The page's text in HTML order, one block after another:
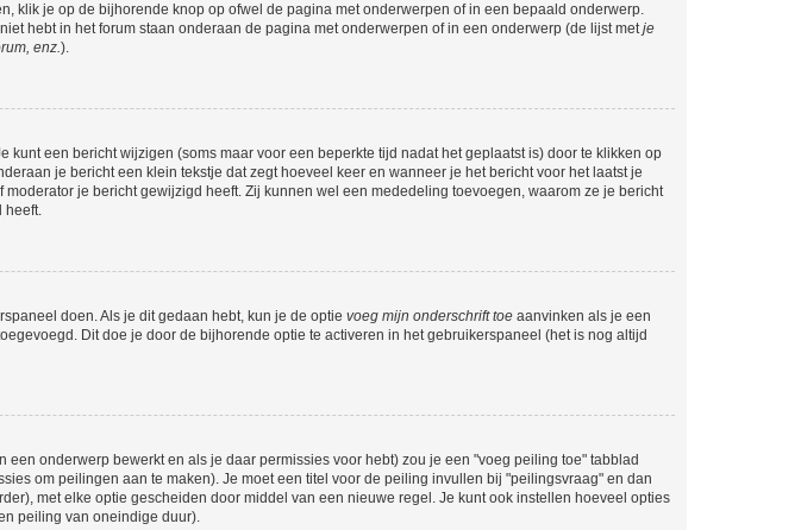
klik je op de bijhorende knop op ofwel de pagina met onderwerpen of in een bepaald onderwerp.
hebt in het forum staan onderaan de pagina met onderwerpen of in een onderwerp (de lijst metje
enz.).
een bericht wijzigen (soms maar voor een beperkte tijd nadat het geplaatst is) door te klikken op
je bericht een klein tekstje dat zegt hoeveel keer en wanneer je het bericht voor het laatst je
je bericht gewijzigd heeft. Zij kunnen wel een mededeling toevoegen, waarom ze je bericht
heeft.
doen. Als je dit gedaan hebt, kun je de optie voeg mijn onderschrift toe aanvinken als je een
Dit doe je door de bijhorende optie te activeren in het gebruikerspaneel (het is nog altijd
onderwerp bewerkt en als je daar permissies voor hebt) zou je een "voeg peiling toe" tabblad
om peilingen aan te maken). Je moet een titel voor de peiling invullen bij "peilingsvraag" en dan
met elke optie gescheiden door middel van een nieuwe regel. Je kunt ook instellen hoeveel opties
peiling van oneindige duur).